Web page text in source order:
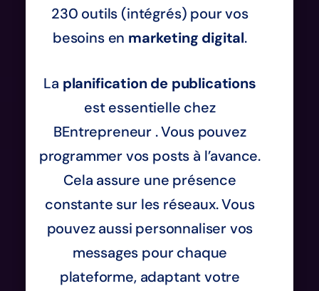
230 outils (intégrés) pour vos
besoins en marketing digital.
La planification de publications
est essentielle chez
BEntrepreneur . Vous pouvez
programmer vos posts à l’avance.
Cela assure une présence
constante sur les réseaux. Vous
pouvez aussi personnaliser vos
messages pour chaque
plateforme, adaptant votre